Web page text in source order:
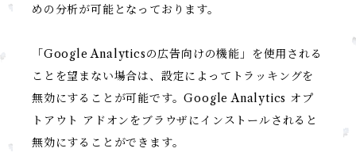
めの分析が可能となっております。
「Google Analyticsの広告向けの機能」を使用される
ことを望まない場合は、設定によってトラッキングを
無効にすることが可能です。Google Analytics オプ
トアウト アドオンをブラウザにインストールされると
無効にすることができます。